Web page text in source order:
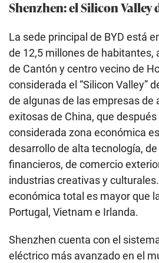
Shenzhen: el Silicon Valley
La sede principal de BYD está
de 12,5 millones de habitantes,
de Cantón y centro vecino de
considerada el “Silicon Valley”
de algunas de las empresas de
exitosas de China, que
considerada zona económica
desarrollo de alta tecnología,
financieros, de comercio
industrias creativas y
económica total es mayor que
Portugal, Vietnam e Irlanda.
Shenzhen cuenta con el
eléctrico más avanzado en el